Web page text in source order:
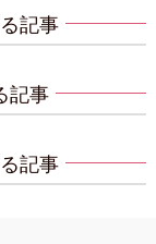
記事
記事
記事